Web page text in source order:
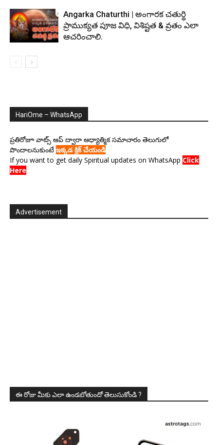
Angarka Chaturthi | అంగారక చతుర్థి
ప్రాముక్యత పూజ విధి, విశిష్టత & వ్రతం ఎలా
ఆచరించాలి.
HariOme – WhatsApp
ప్రతిరోజూ వాట్స్ ఆప్ ద్వారా ఆధ్యాత్మిక సమాచారం తెలుగులో
పొందాలనుకుంటే ఇక్కడ క్లిక్ చేయండి
If you want to get daily Spiritual updates on WhatsApp Click
Here
Advertisement
ఈ రోజు మీకు ఎలా ఉండబోతుందో తెలుసుకోండి ?